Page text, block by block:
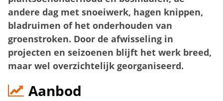
andere dag met snoeiwerk, hagen knippen,
bladruimen of het onderhouden van
groenstroken. Door de afwisseling in
projecten en seizoenen blijft het werk breed,
maar wel overzichtelijk georganiseerd.
Aanbod